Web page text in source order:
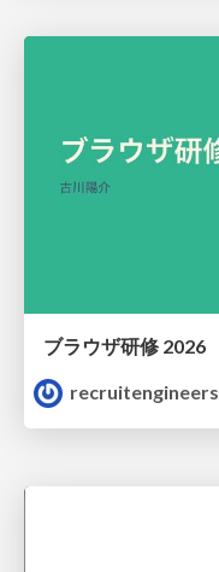
ブラウザ研修 2026
recruitengineers